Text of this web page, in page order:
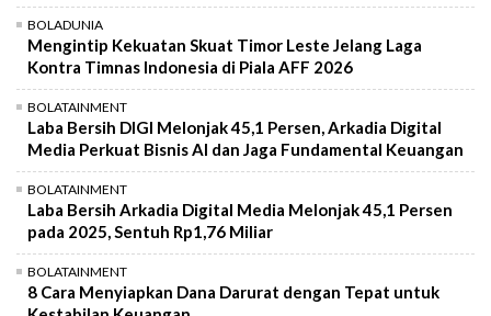
BOLADUNIA
Mengintip Kekuatan Skuat Timor Leste Jelang Laga
Kontra Timnas Indonesia di Piala AFF 2026
BOLATAINMENT
Laba Bersih DIGI Melonjak 45,1 Persen, Arkadia Digital
Media Perkuat Bisnis AI dan Jaga Fundamental Keuangan
BOLATAINMENT
Laba Bersih Arkadia Digital Media Melonjak 45,1 Persen
pada 2025, Sentuh Rp1,76 Miliar
BOLATAINMENT
8 Cara Menyiapkan Dana Darurat dengan Tepat untuk